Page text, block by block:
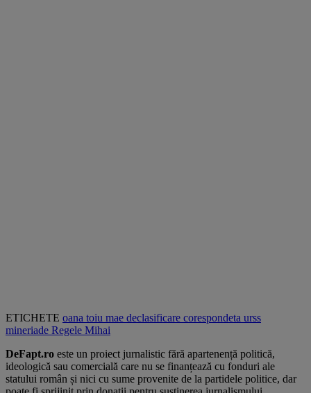
ETICHETE oana toiu mae declasificare corespondeta urss
mineriade Regele Mihai
DeFapt.ro este un proiect jurnalistic fără apartenență politică,
ideologică sau comercială care nu se finanțează cu fonduri ale
statului român și nici cu sume provenite de la partidele politice, dar